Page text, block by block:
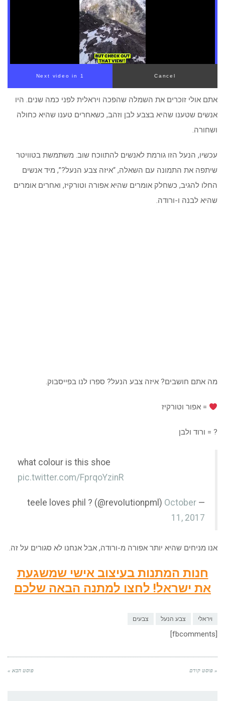
00:00/ 00:28
אתם אולי זוכרים את השמלה שהפכה ויראלית לפני כמה שנים. היו
אנשים שטענו שהיא בצבע לבן וזהב, כשאחרים טענו שהיא כחולה
ושחורה.
עכשיו, הנעל הזו גורמת לאנשים להתווכח שוב. משתמשת בטוויטר
שיתפה את התמונה עם השאלה, “איזה צבע הנעל?”, מיד אנשים
החלו להגיב, כשחלק אומרים שהיא אפורה וטורקיז, ואחרים אומרים
שהיא לבנה ו-ורודה.
מה אתם חושבים? איזה צבע הנעל? ספרו לנו בפייסבוק.
= אפור וטורקיז
? = ורוד ולבן
what colour is this shoe
pic.twitter.com/FprqoYzinR
— teele loves phil ? (@revoIutionpml)
October
11, 2017
אנו מניחים שהיא יותר אפורה מ-ורודה, אבל אנחנו לא סגורים על זה.
חנות המתנות בעיצוב אישי שמשגעת
את ישראל! לחצו למתנה הבאה שלכם
ויראלי צבע הנעל צבעים
[fbcomments]
« פוסט קודם פוסט הבא »